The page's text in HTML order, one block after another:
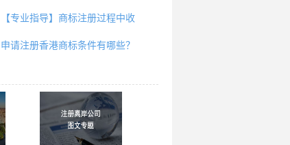
【专业指导】商标注册过程中收
申请注册香港商标条件有哪些？